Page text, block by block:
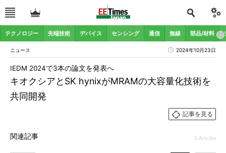
テクノロジー 先端技術 デバイス センシング 通信 無線 部品/材料
ニュース 2024年10月23日
キオクシアとSK hynixがMRAMの大容量化技術を
共同開発
IEDM 2024で3本の論文を発表へ
記事を見る
関連記事 6 Articles